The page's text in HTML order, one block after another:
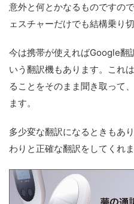
意外と何とかなるものですの
ェスチャーだけでも結構乗り
今は携帯が使えればGoogle翻
いう翻訳機もあります。これ
ることをそのまま聞き取って
ます。
多少変な翻訳になるときもあ
わりと正確な翻訳をしてくれま